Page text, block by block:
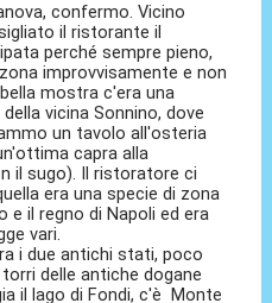
confermo. Vicino
il ristorante il
perché sempre pieno,
improvvisamente e non
mostra c'era una
vicina Sonnino, dove
un tavolo all'osteria
capra alla
il sugo). Il ristoratore ci
era una specie di zona
il regno di Napoli ed era
vari.
i due antichi stati, poco
delle antiche dogane
il lago di Fondi, c'è Monte